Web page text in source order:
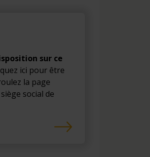
sur ce
ici pour être
la page
social de